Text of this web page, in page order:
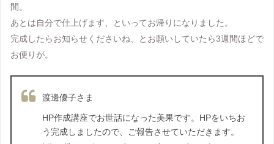
間。
あとは自分で仕上げます、といってお帰りになりました。
完成したらお知らせくださいね、とお願いしていたら3週間ほどで
お便りが。
渡邊優子さま
HP作成講座でお世話になった美果です。HPをいちお
う完成しましたので、ご報告させていただきます。